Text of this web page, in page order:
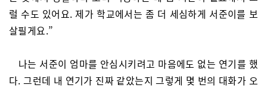
럴 수도 있어요. 제가 학교에서는 좀 더 세심하게 서준이를 보
살필게요.”
나는 서준이 엄마를 안심시키려고 마음에도 없는 연기를 했
다. 그런데 내 연기가 진짜 같았는지 그렇게 몇 번의 대화가 오